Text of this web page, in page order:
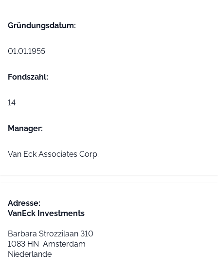
Gründungs­datum:
01.01.1955
Fondszahl:
14
Manager:
Van Eck Associates Corp.
Adresse:
VanEck Investments
Barbara Strozzilaan 310
1083 HN Amsterdam
Niederlande